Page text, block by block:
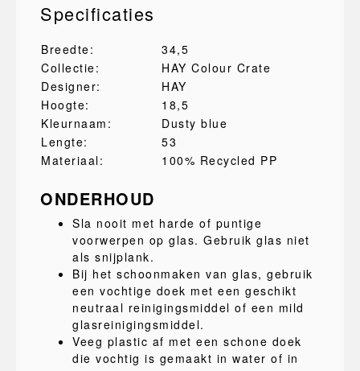
Specificaties
Breedte:
34,5
Collectie:
HAY Colour Crate
Designer:
HAY
Hoogte:
18,5
Kleurnaam:
Dusty blue
Lengte:
53
Materiaal:
100% Recycled PP
ONDERHOUD
Sla nooit met harde of puntige
voorwerpen op glas. Gebruik glas niet
als snijplank.
Bij het schoonmaken van glas, gebruik
een vochtige doek met een geschikt
neutraal reinigingsmiddel of een mild
glasreinigingsmiddel.
Veeg plastic af met een schone doek
die vochtig is gemaakt in water of in